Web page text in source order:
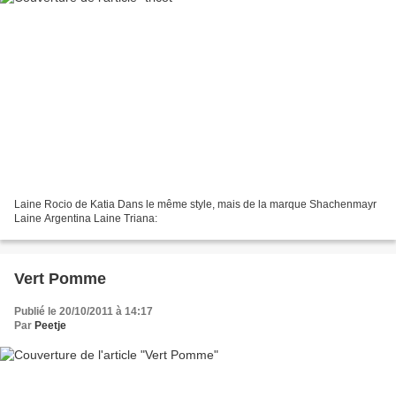
Laine Rocio de Katia Dans le même style, mais de la marque Shachenmayr
Laine Argentina Laine Triana:
Vert Pomme
Publié le 20/10/2011 à 14:17
Par Peetje